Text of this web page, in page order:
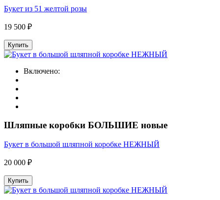
Букет из 51 желтой розы
19 500 ₽
Купить
Включено:
Шляпные коробки БОЛЬШИЕ новые
Букет в большой шляпной коробке НЕЖНЫЙ
20 000 ₽
Купить